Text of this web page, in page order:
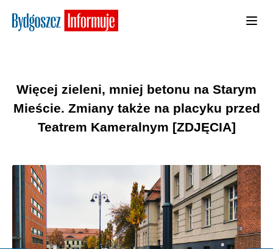
Więcej zieleni, mniej betonu na Starym
Mieście. Zmiany także na placyku przed
Teatrem Kameralnym [ZDJĘCIA]